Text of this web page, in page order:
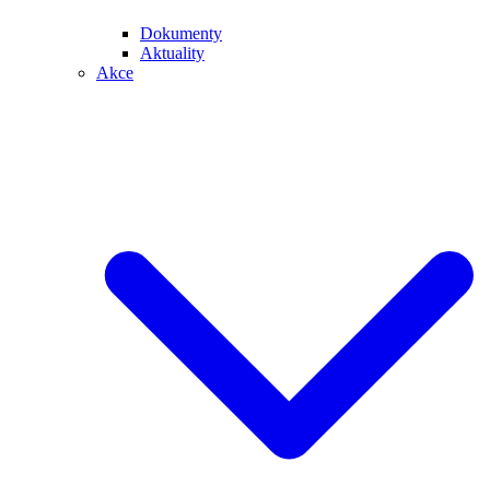
Dokumenty
Aktuality
Akce